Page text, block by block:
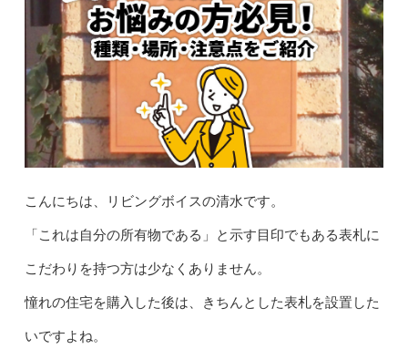
こんにちは、リビングボイスの清水です。
「これは自分の所有物である」と示す目印でもある表札に
こだわりを持つ方は少なくありません。
憧れの住宅を購入した後は、きちんとした表札を設置した
いですよね。